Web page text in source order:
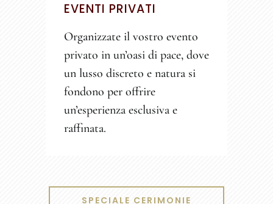
EVENTI PRIVATI
Organizzate il vostro evento
privato in un’oasi di pace, dove
un lusso discreto e natura si
fondono per offrire
un’esperienza esclusiva e
raffinata.
SPECIALE CERIMONIE